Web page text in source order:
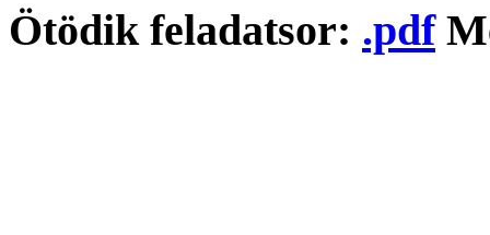
Ötödik feladatsor: .pdf